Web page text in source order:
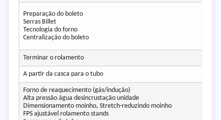
Preparação do boleto
Serras Billet
Tecnologia do forno
Centralização do boleto
Terminar o rolamento
A partir da casca para o tubo
Forno de reaquecimento (gás/indução)
Alta pressão água desincrustação unidade
Dimensionamento moinho, Stretch-reduzindo moinho
FPS ajustável rolamento stands